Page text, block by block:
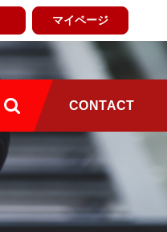
マイページ
CONTACT